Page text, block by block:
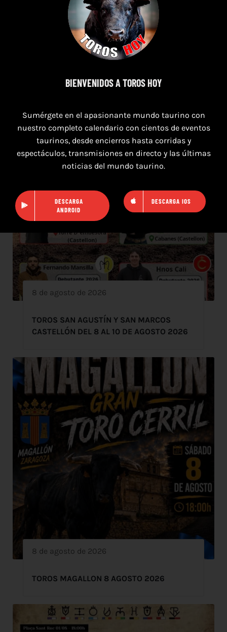
7 de agosto de 2026
8 de agosto de 2026
TOROS SAN AGUSTÍN Y SAN MARCOS
CASTELLÓN DEL 8 AL 10 DE AGOSTO 2026
8 de agosto de 2026
TOROS MAGALLON 8 AGOSTO 2026
BIENVENIDOS A TOROS HOY
Sumérgete en el apasionante mundo taurino con
nuestro completo calendario con cientos de eventos
taurinos, desde encierros hasta corridas y
espectáculos, transmisiones en directo y las últimas
noticias del mundo taurino.
DESCARGA
ANDROID
DESCARGA IOS